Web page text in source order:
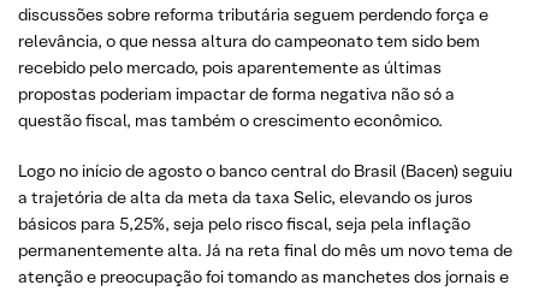
discussões sobre reforma tributária seguem perdendo força e
relevância, o que nessa altura do campeonato tem sido bem
recebido pelo mercado, pois aparentemente as últimas
propostas poderiam impactar de forma negativa não só a
questão fiscal, mas também o crescimento econômico.
Logo no início de agosto o banco central do Brasil (Bacen) seguiu
a trajetória de alta da meta da taxa Selic, elevando os juros
básicos para 5,25%, seja pelo risco fiscal, seja pela inflação
permanentemente alta. Já na reta final do mês um novo tema de
atenção e preocupação foi tomando as manchetes dos jornais e